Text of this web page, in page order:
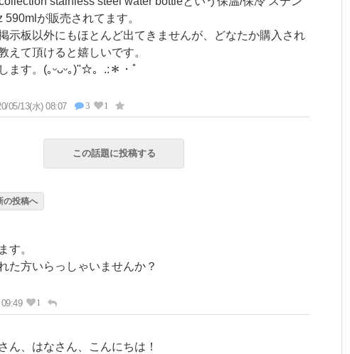
590mlが販売されてます。
示板以外にもほとんど出てきませんが、どなたか購入され
えて頂けると嬉しいです。
ます。(｡ᵕᴗᵕ｡)"☆。.:＊・゜
05/13(水) 08:07 3 1
この話題に投稿する
の投稿へ
す。
た方いらっしゃいませんか？
1
ん、はなさん、こんにちは！